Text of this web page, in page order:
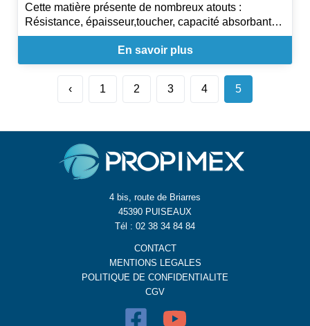
Cette matière présente de nombreux atouts :
Résistance, épaisseur,toucher, capacité absorbante.
Gestion durable de la forêt.
En savoir plus
‹ 1 2 3 4 5
4 bis, route de Briarres
45390 PUISEAUX
Tél : 02 38 34 84 84
CONTACT
MENTIONS LEGALES
POLITIQUE DE CONFIDENTIALITE
CGV